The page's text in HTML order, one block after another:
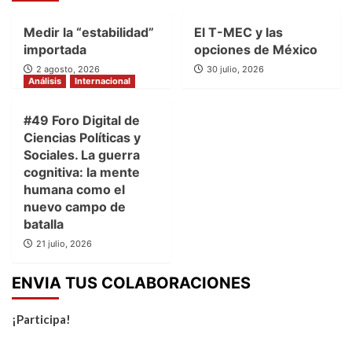
Medir la “estabilidad”
importada
2 agosto, 2026
El T-MEC y las
opciones de México
30 julio, 2026
Análisis
Internacional
#49 Foro Digital de
Ciencias Políticas y
Sociales. La guerra
cognitiva: la mente
humana como el
nuevo campo de
batalla
21 julio, 2026
ENVIA TUS COLABORACIONES
¡Participa!